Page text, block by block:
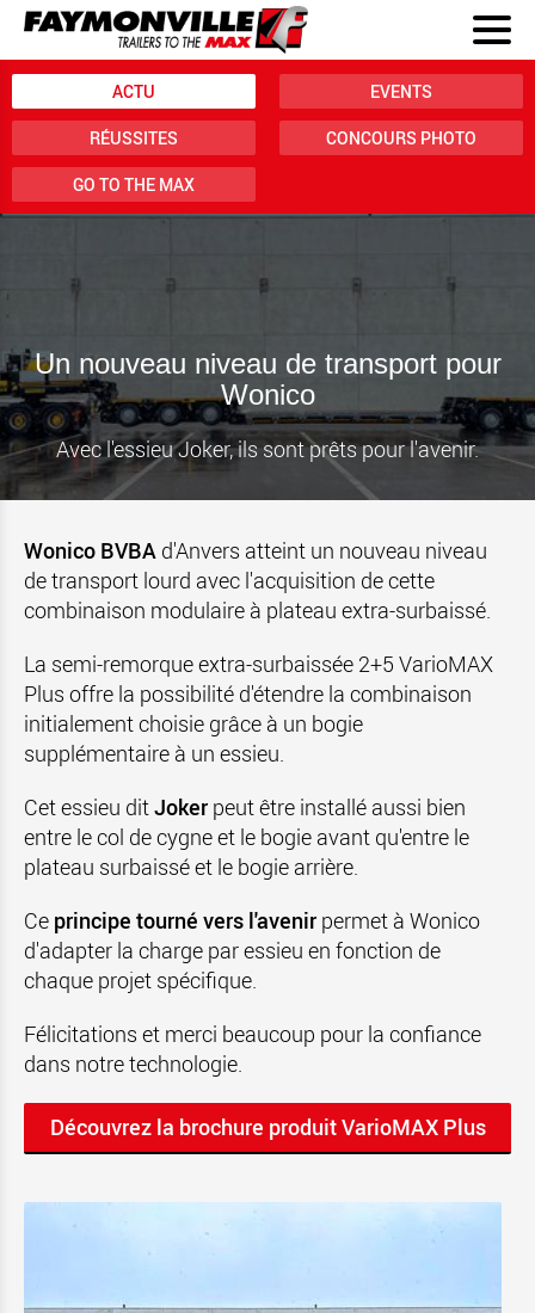
ACTU EVENTS
RÉUSSITES CONCOURS PHOTO
GO TO THE MAX
Un nouveau niveau de transport pour
Wonico
Avec l'essieu Joker, ils sont prêts pour l'avenir.
Wonico BVBA d'Anvers atteint un nouveau niveau
de transport lourd avec l'acquisition de cette
combinaison modulaire à plateau extra-surbaissé.
La semi-remorque extra-surbaissée 2+5 VarioMAX
Plus offre la possibilité d'étendre la combinaison
initialement choisie grâce à un bogie
supplémentaire à un essieu.
Cet essieu ditJoker peut être installé aussi bien
entre le col de cygne et le bogie avant qu'entre le
plateau surbaissé et le bogie arrière.
Ce principe tourné vers l'avenir permet à Wonico
d'adapter la charge par essieu en fonction de
chaque projet spécifique.
Félicitations et merci beaucoup pour la confiance
dans notre technologie.
Découvrez la brochure produit VarioMAX Plus